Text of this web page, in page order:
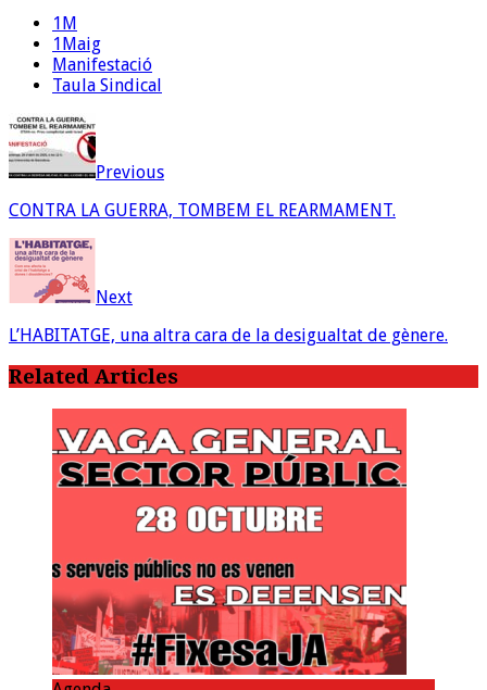
1M
1Maig
Manifestació
Taula Sindical
Previous
CONTRA LA GUERRA, TOMBEM EL REARMAMENT.
Next
L’HABITATGE, una altra cara de la desigualtat de gènere.
Related Articles